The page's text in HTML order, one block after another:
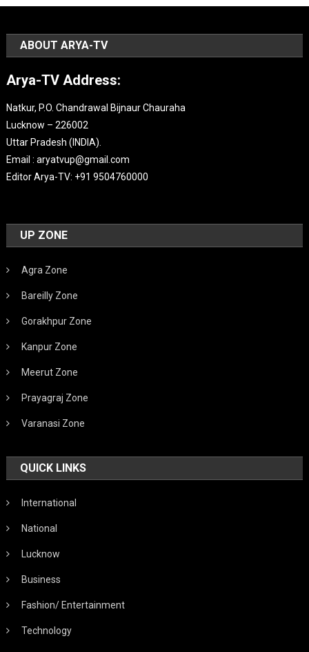
ABOUT ARYA-TV
Arya-TV Address:
Natkur, P.O. Chandrawal Bijnaur Chauraha
Lucknow – 226002
Uttar Pradesh (INDIA).
Email : aryatvup@gmail.com
Editor Arya-TV: +91 9504760000
UP ZONE
Agra Zone
Bareilly Zone
Gorakhpur Zone
Kanpur Zone
Meerut Zone
Prayagraj Zone
Varanasi Zone
QUICK LINKS
International
National
Lucknow
Business
Fashion/ Entertainment
Technology